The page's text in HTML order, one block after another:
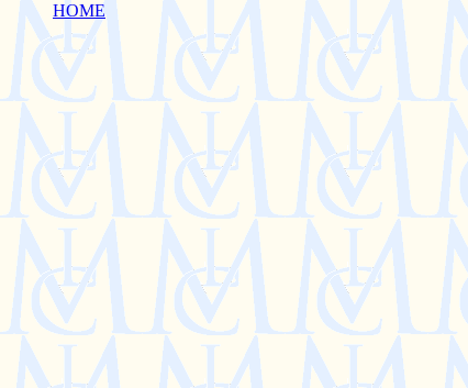
HOME